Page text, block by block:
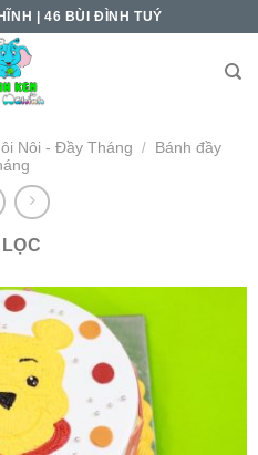
| 46 BÙI ĐÌNH TUÝ
Nôi - Đầy Tháng / Bánh đầy
LỌC